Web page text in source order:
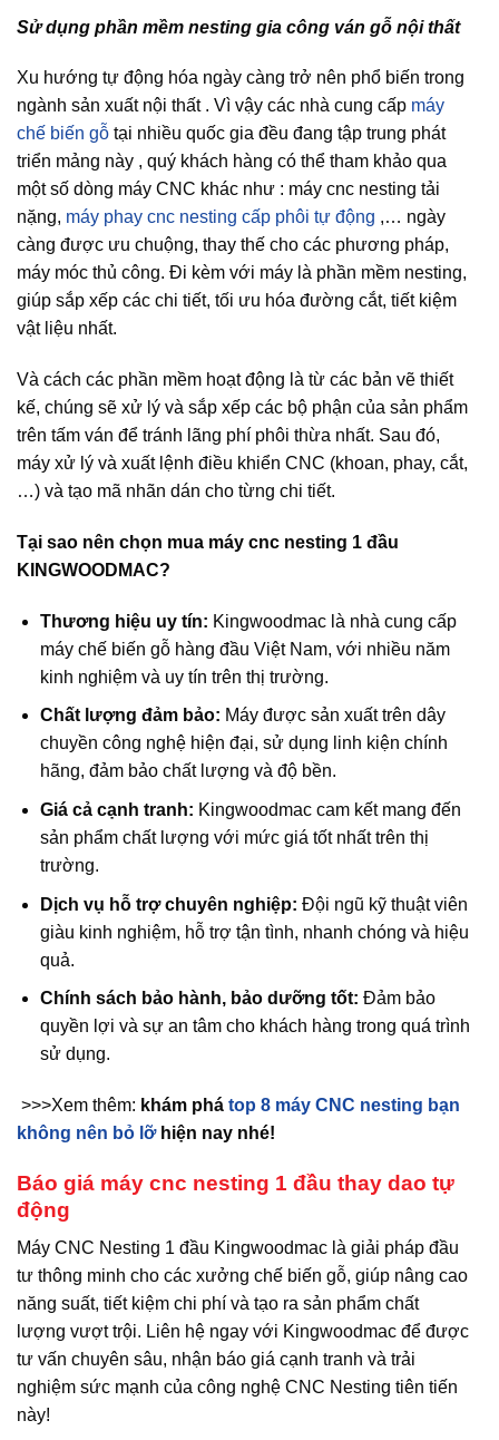
Sử dụng phần mềm nesting gia công ván gỗ nội thất
Xu hướng tự động hóa ngày càng trở nên phổ biến trong
ngành sản xuất nội thất . Vì vậy các nhà cung cấp máy
chế biến gỗ tại nhiều quốc gia đều đang tập trung phát
triển mảng này , quý khách hàng có thể tham khảo qua
một số dòng máy CNC khác như : máy cnc nesting tải
nặng, máy phay cnc nesting cấp phôi tự động ,… ngày
càng được ưu chuộng, thay thế cho các phương pháp,
máy móc thủ công. Đi kèm với máy là phần mềm nesting,
giúp sắp xếp các chi tiết, tối ưu hóa đường cắt, tiết kiệm
vật liệu nhất.
Và cách các phần mềm hoạt động là từ các bản vẽ thiết
kế, chúng sẽ xử lý và sắp xếp các bộ phận của sản phẩm
trên tấm ván để tránh lãng phí phôi thừa nhất. Sau đó,
máy xử lý và xuất lệnh điều khiển CNC (khoan, phay, cắt,
…) và tạo mã nhãn dán cho từng chi tiết.
Tại sao nên chọn mua máy cnc nesting 1 đầu
KINGWOODMAC?
Thương hiệu uy tín: Kingwoodmac là nhà cung cấp
máy chế biến gỗ hàng đầu Việt Nam, với nhiều năm
kinh nghiệm và uy tín trên thị trường.
Chất lượng đảm bảo: Máy được sản xuất trên dây
chuyền công nghệ hiện đại, sử dụng linh kiện chính
hãng, đảm bảo chất lượng và độ bền.
Giá cả cạnh tranh: Kingwoodmac cam kết mang đến
sản phẩm chất lượng với mức giá tốt nhất trên thị
trường.
Dịch vụ hỗ trợ chuyên nghiệp: Đội ngũ kỹ thuật viên
giàu kinh nghiệm, hỗ trợ tận tình, nhanh chóng và hiệu
quả.
Chính sách bảo hành, bảo dưỡng tốt: Đảm bảo
quyền lợi và sự an tâm cho khách hàng trong quá trình
sử dụng.
>>>Xem thêm: khám phá top 8 máy CNC nesting bạn
không nên bỏ lỡhiện nay nhé!
Báo giá máy cnc nesting 1 đầu thay dao tự
động
Máy CNC Nesting 1 đầu Kingwoodmac là giải pháp đầu
tư thông minh cho các xưởng chế biến gỗ, giúp nâng cao
năng suất, tiết kiệm chi phí và tạo ra sản phẩm chất
lượng vượt trội. Liên hệ ngay với Kingwoodmac để được
tư vấn chuyên sâu, nhận báo giá cạnh tranh và trải
nghiệm sức mạnh của công nghệ CNC Nesting tiên tiến
này!